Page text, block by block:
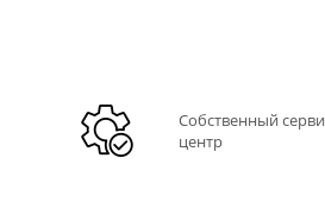
Собственный
центр